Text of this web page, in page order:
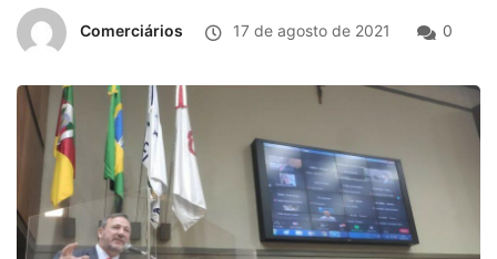
Comerciários 17 de agosto de 2021 0